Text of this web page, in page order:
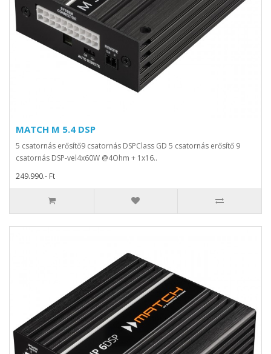
MATCH M 5.4 DSP
5 csatornás erősítő9 csatornás DSPClass GD 5 csatornás erősítő 9
csatornás DSP-vel4x60W @4Ohm + 1x16..
249.990.- Ft